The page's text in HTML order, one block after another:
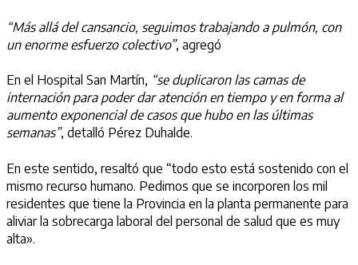
“Más allá del cansancio, seguimos trabajando a pulmón, con
un enorme esfuerzo colectivo”, agregó
En el Hospital San Martín, “se duplicaron las camas de
internación para poder dar atención en tiempo y en forma al
aumento exponencial de casos que hubo en las últimas
semanas”, detalló Pérez Duhalde.
En este sentido, resaltó que “todo esto está sostenido con el
mismo recurso humano. Pedimos que se incorporen los mil
residentes que tiene la Provincia en la planta permanente para
aliviar la sobrecarga laboral del personal de salud que es muy
alta».